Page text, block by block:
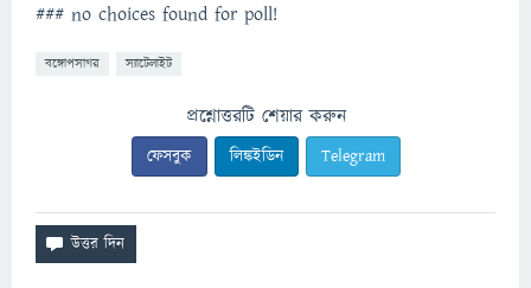
### no choices found for poll!
বঙ্গোপসাগর স্যাটেলাইট
প্রশ্নোত্তরটি শেয়ার করুন
ফেসবুক লিঙ্কইডিন Telegram